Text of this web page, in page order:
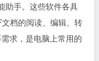
助手。这些软件各具
档的阅读、编辑、转
求，是电脑上常用的